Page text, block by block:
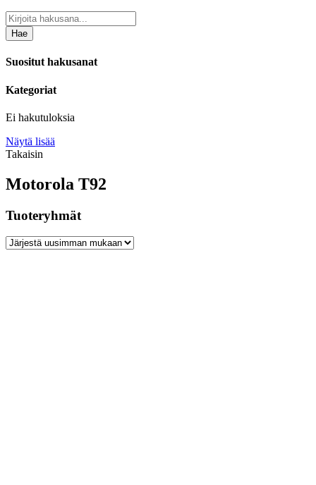
Hae
Suositut hakusanat
Kategoriat
Ei hakutuloksia
Näytä lisää
Takaisin
Motorola T92
Tuoteryhmät